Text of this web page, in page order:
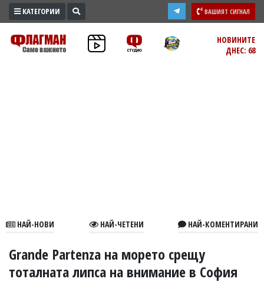
ПРОМО
ЗОНА
В
УКРАЙНА
КАТЕГОРИИ ВАШИЯТ СИГНАЛ
НОВИНИТЕ
ДНЕС: 68
НАЙ-НОВИ НАЙ-ЧЕТЕНИ НАЙ-КОМЕНТИРАНИ
Grande Partenza на морето срещу
тоталната липса на внимание в София